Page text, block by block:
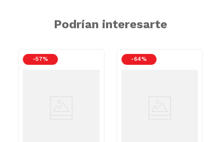
Podrían interesarte
-57 % -64 %